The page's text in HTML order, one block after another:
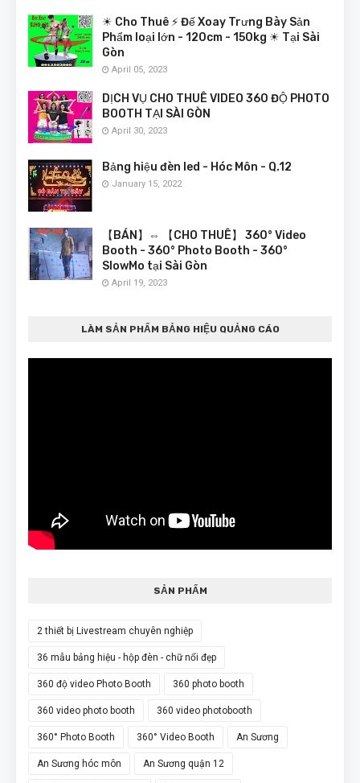
☀ Cho Thuê ⚡ Đế Xoay Trưng Bày Sản
Phẩm loại lớn - 120cm - 150kg ☀ Tại Sài
Gòn
April 05, 2023
DỊCH VỤ CHO THUÊ VIDEO 360 ĐỘ PHOTO
BOOTH TẠI SÀI GÒN
April 30, 2023
Bảng hiệu đèn led - Hóc Môn - Q.12
January 15, 2022
【BÁN】⇔ 【CHO THUÊ】 360° Video
Booth - 360° Photo Booth - 360°
SlowMo tại Sài Gòn
April 19, 2023
LÀM SẢN PHẨM BẢNG HIỆU QUẢNG CÁO
SẢN PHẨM
2 thiết bị Livestream chuyên nghiệp
36 mẫu bảng hiệu - hộp đèn - chữ nổi đẹp
360 độ video Photo Booth 360 photo booth
360 video photo booth 360 video photobooth
360° Photo Booth 360° Video Booth An Sương
An Sương hóc môn An Sương quận 12